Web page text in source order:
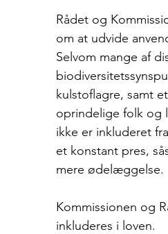
Rådet og
om at udvide
Selvom mange af
kulstoflagre, samt
oprindelige folk og
ikke er inkluderet
et konstant pres,
mere ødelæggelse.
Kommissionen og
inkluderes i loven.